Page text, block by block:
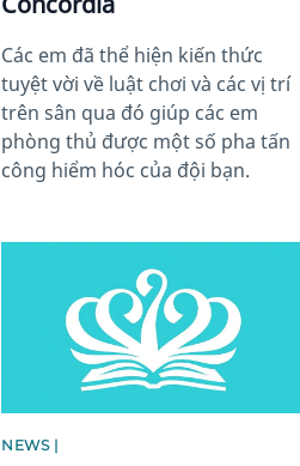
Các em đã thể hiện kiến thức
tuyệt vời về luật chơi và các vị trí
trên sân qua đó giúp các em
phòng thủ được một số pha tấn
công hiểm hóc của đội bạn.
NEWS |